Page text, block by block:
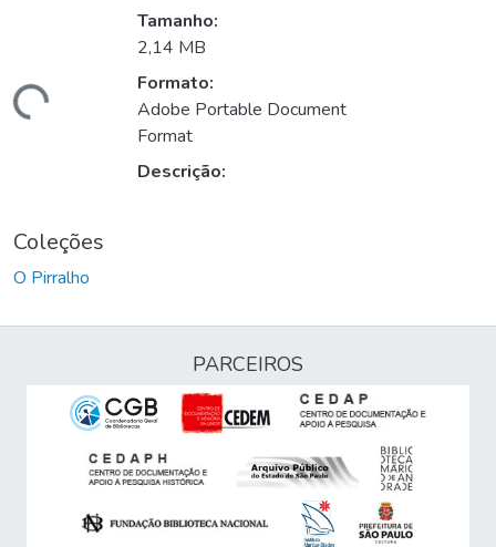
Tamanho:
2,14 MB
Formato:
Adobe Portable Document
Format
Descrição:
Coleções
O Pirralho
PARCEIROS